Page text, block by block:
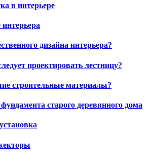
в интерьере
дизайна интерьера?
проектировать лестницу?
строительные материалы?
старого деревянного дома